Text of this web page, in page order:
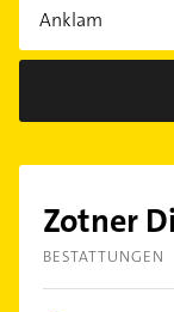
Zotner
BESTATTUNGEN